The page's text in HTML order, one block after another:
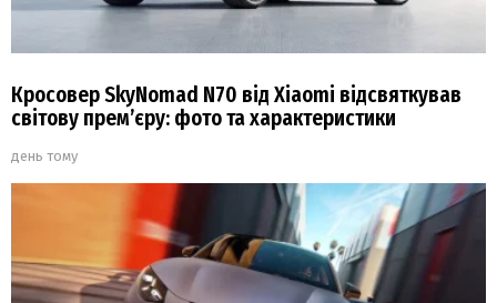
Кросовер SkyNomad N70 від Xiaomi відсвяткував
світову прем’єру: фото та характеристики
день тому